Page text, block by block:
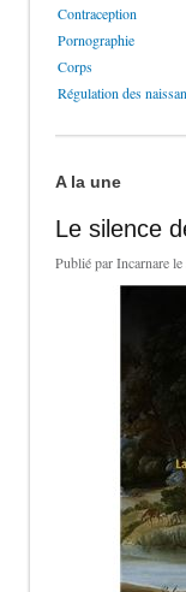
Contraception
Pornographie
Corps
Régulation des
A la une
Le silence
Publié parIncarnarele